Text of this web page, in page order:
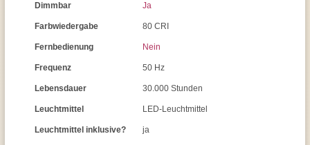
Dimmbar Ja
Farbwiedergabe 80 CRI
Fernbedienung Nein
Frequenz 50 Hz
Lebensdauer 30.000 Stunden
Leuchtmittel LED-Leuchtmittel
Leuchtmittel inklusive? ja